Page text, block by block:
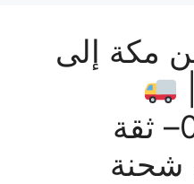
مكة إلى
0553885449– ثقة
شحنة